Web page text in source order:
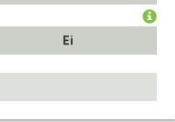
Ei